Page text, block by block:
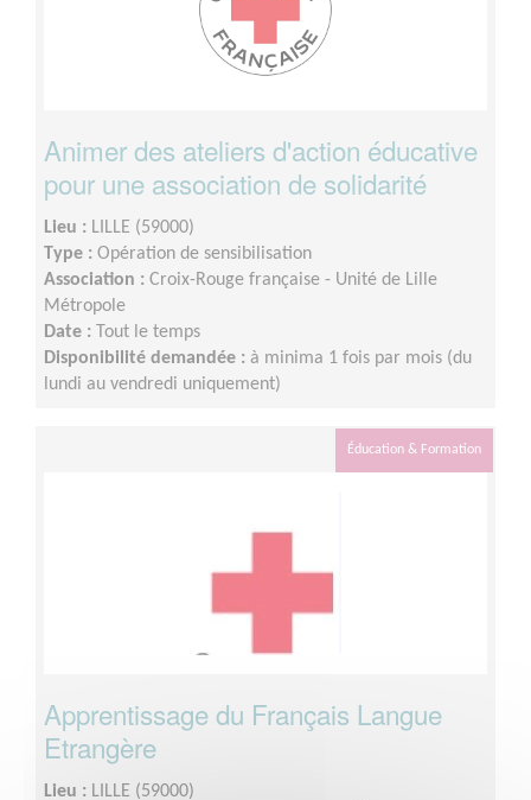
Animer des ateliers d'action éducative
pour une association de solidarité
Lieu : LILLE (59000)
Type : Opération de sensibilisation
Association : Croix-Rouge française - Unité de Lille
Métropole
Date : Tout le temps
Disponibilité demandée : à minima 1 fois par mois (du
lundi au vendredi uniquement)
Éducation & Formation
Apprentissage du Français Langue
Etrangère
Lieu : LILLE (59000)